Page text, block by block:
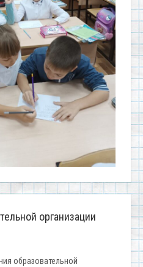
организации
образовательной